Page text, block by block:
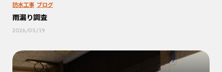
防水工事 ブログ
雨漏り調査
2026/05/19